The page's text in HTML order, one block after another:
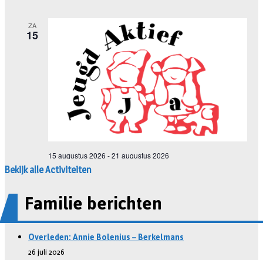
Bekijk alle Activiteiten
Familie berichten
Overleden: Annie Bolenius – Berkelmans
26 juli 2026